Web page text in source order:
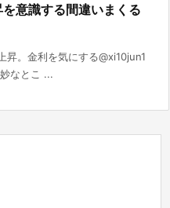
意識する間違いまくる
昇。金利を気にする@xi10jun1
なとこ ...